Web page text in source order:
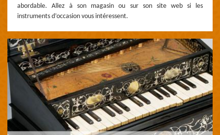
abordable. Allez à son magasin ou sur son site web si les
instruments d’occasion vous intéressent.